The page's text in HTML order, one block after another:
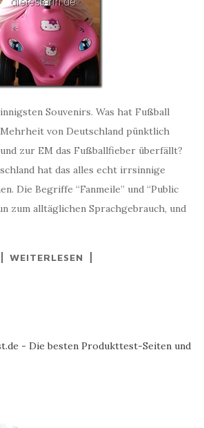
Souvenirs. Was hat Fußball
Mehrheit von Deutschland pünktlich
zur EM das Fußballfieber überfällt?
hat das alles echt irrsinnige
Die Begriffe “Fanmeile” und “Public
zum alltäglichen Sprachgebrauch, und
WEITERLESEN